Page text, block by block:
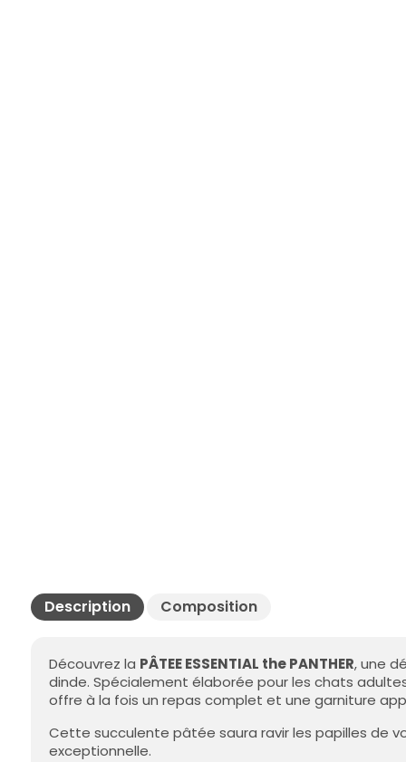
Description Composition
Découvrez la PÂTEE ESSENTIAL the PANTHER, une
dinde. Spécialement élaborée pour les chats
offre à la fois un repas complet et une garniture
Cette succulente pâtée saura ravir les papilles de
exceptionnelle.